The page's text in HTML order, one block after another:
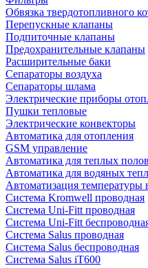
Обвязка твердотопливного
Перепускные клапаны
Подпиточные клапаны
Предохранительные клапаны
Расширительные баки
Сепараторы воздуха
Сепараторы шлама
Электрические приборы
Пушки тепловые
Электрические конвекторы
Автоматика для отопления
GSM управление
Автоматика для теплых полов
Автоматика для водяных
Автоматизация температуры
Система Kromwell проводная
Система Uni-Fitt проводная
Система Uni-Fitt
Система Salus проводная
Система Salus беспроводная
Система Salus iT600